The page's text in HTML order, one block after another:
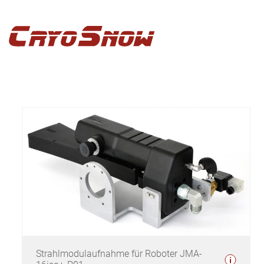
springen
springen
springen
Strahlmodulaufnahme für Roboter JMA-